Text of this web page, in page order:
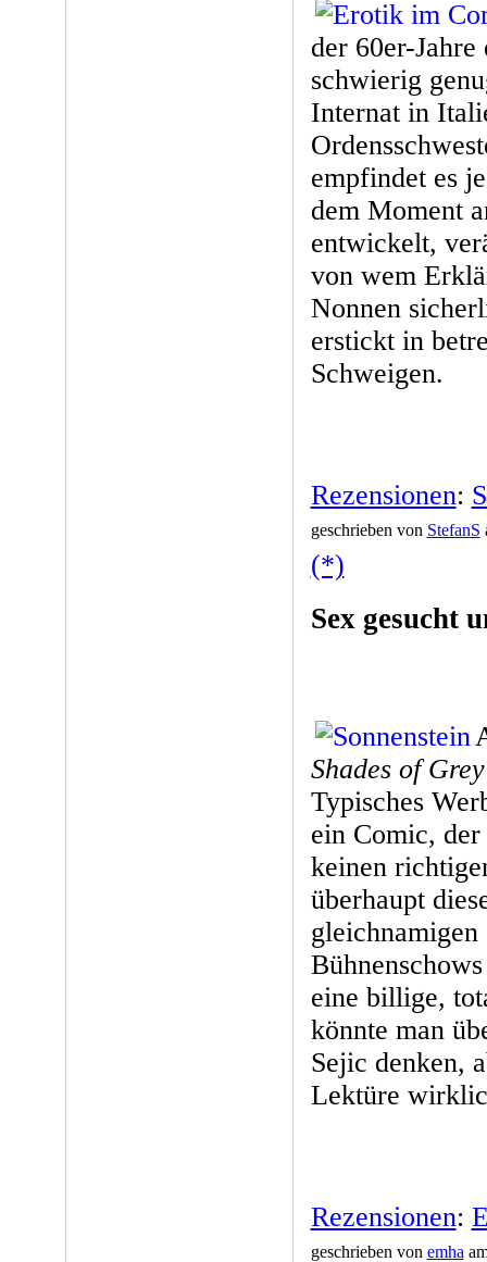
der 60er-
schwierig
Internat in
empfindet es
dem Moment
entwickelt,
von wem
Nonnen
erstickt in
Schweigen.
Rezensionen:
geschrieben von StefanS
(*)
Sex gesucht
Shades of Grey
Typisches
ein Comic,
keinen
überhaupt
eine billige,
könnte man
Sejic denken,
Lektüre
Rezensionen:
geschrieben von emha